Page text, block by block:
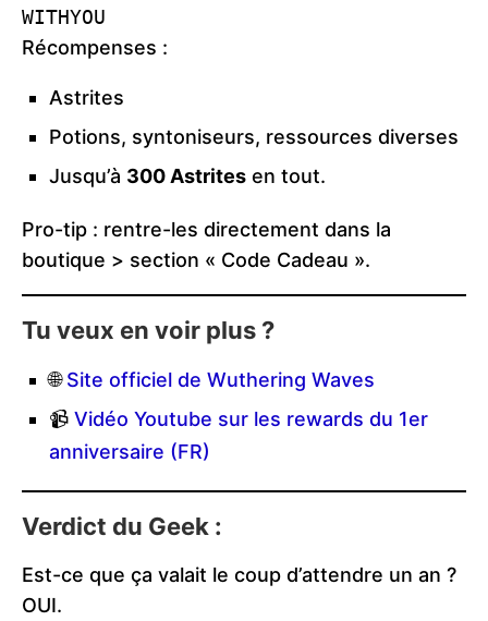
Récompenses :
Astrites
Potions, syntoniseurs, ressources diverses
Jusqu’à 300 Astrites en tout.
Pro-tip : rentre-les directement dans la
boutique > section « Code Cadeau ».
Tu veux en voir plus ?
🌐Site officiel de Wuthering Waves
📹 Vidéo Youtube sur les rewards du 1er
anniversaire (FR)
Verdict du Geek :
Est-ce que ça valait le coup d’attendre un an ?
OUI.